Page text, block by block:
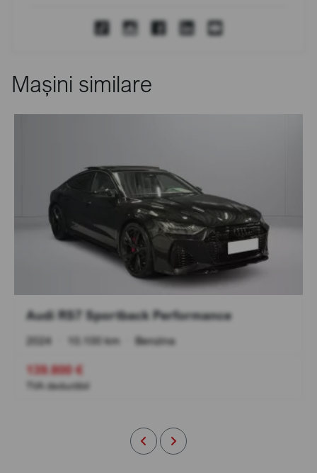
Mașini similare
Audi RS7 Sportback Performance
2024 10.100 km Benzina
139.800 €
TVA deductibil